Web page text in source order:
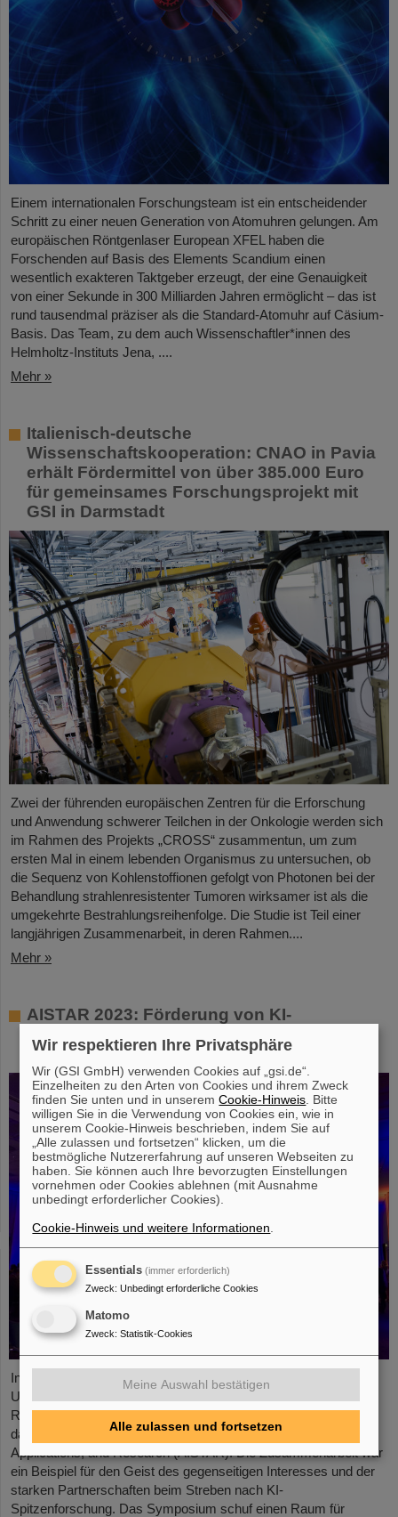
Einem internationalen Forschungsteam ist ein entscheidender
Schritt zu einer neuen Generation von Atomuhren gelungen. Am
europäischen Röntgenlaser European XFEL haben die
Forschenden auf Basis des Elements Scandium einen
wesentlich exakteren Taktgeber erzeugt, der eine Genauigkeit
von einer Sekunde in 300 Milliarden Jahren ermöglicht – das ist
rund tausendmal präziser als die Standard-Atomuhr auf Cäsium-
Basis. Das Team, zu dem auch Wissenschaftler*innen des
Helmholtz-Instituts Jena, ....
Mehr »
Italienisch-deutsche
Wissenschaftskooperation: CNAO in Pavia
erhält Fördermittel von über 385.000 Euro
für gemeinsames Forschungsprojekt mit
GSI in Darmstadt
Zwei der führenden europäischen Zentren für die Erforschung
und Anwendung schwerer Teilchen in der Onkologie werden sich
im Rahmen des Projekts „CROSS“ zusammentun, um zum
ersten Mal in einem lebenden Organismus zu untersuchen, ob
die Sequenz von Kohlenstoffionen gefolgt von Photonen bei der
Behandlung strahlenresistenter Tumoren wirksamer ist als die
umgekehrte Bestrahlungsreihenfolge. Die Studie ist Teil einer
langjährigen Zusammenarbeit, in deren Rahmen....
Mehr »
AISTAR 2023: Förderung von KI-
Fortschritten durch Zusammenarbeit und
Innovation
In Zusammenarbeit mit GSI/FAIR und der Technischen
Universität Darmstadt veranstaltete das Europäische
Raumfahrtkontrollzentrum (ESOC) kürzlich zum zweiten Mal
das Artificial Intelligence Symposium on Technology,
Applications, and Research (AISTAR). Die Zusammenarbeit war
ein Beispiel für den Geist des gegenseitigen Interesses und der
starken Partnerschaften beim Streben nach KI-
Spitzenforschung. Das Symposium schuf einen Raum für
Wir respektieren Ihre Privatsphäre
Wir (GSI GmbH) verwenden Cookies auf „gsi.de“.
Einzelheiten zu den Arten von Cookies und ihrem Zweck
finden Sie unten und in unseremCookie-Hinweis . Bitte
willigen Sie in die Verwendung von Cookies ein, wie in
unserem Cookie-Hinweis beschrieben, indem Sie auf
„Alle zulassen und fortsetzen“ klicken, um die
bestmögliche Nutzererfahrung auf unseren Webseiten zu
haben. Sie können auch Ihre bevorzugten Einstellungen
vornehmen oder Cookies ablehnen (mit Ausnahme
unbedingt erforderlicher Cookies).
Cookie-Hinweis und weitere Informationen
Essentials (immer erforderlich)
Zweck: Unbedingt erforderliche Cookies
Matomo
Zweck: Statistik-Cookies
Meine Auswahl bestätigen
Alle zulassen und fortsetzen